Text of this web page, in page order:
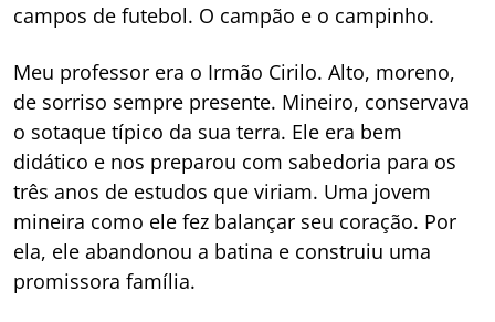
campos de futebol. O campão e o campinho.
Meu professor era o Irmão Cirilo. Alto, moreno,
de sorriso sempre presente. Mineiro, conservava
o sotaque típico da sua terra. Ele era bem
didático e nos preparou com sabedoria para os
três anos de estudos que viriam. Uma jovem
mineira como ele fez balançar seu coração. Por
ela, ele abandonou a batina e construiu uma
promissora família.